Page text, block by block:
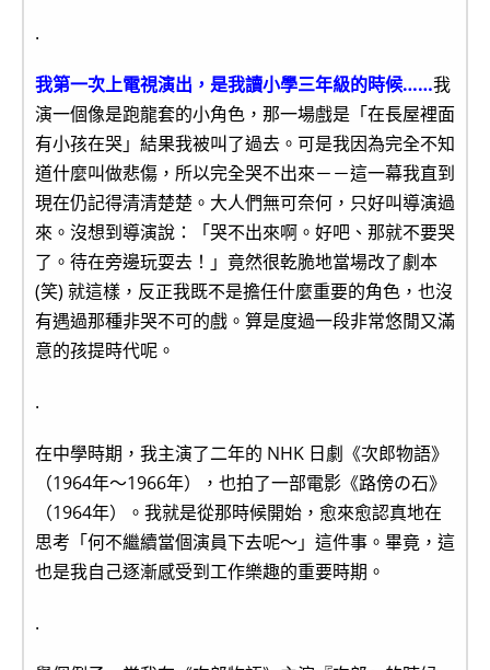
.
我第一次上電視演出，是我讀小學三年級的時候……我
演一個像是跑龍套的小角色，那一場戲是「在長屋裡面
有小孩在哭」結果我被叫了過去。可是我因為完全不知
道什麼叫做悲傷，所以完全哭不出來－－這一幕我直到
現在仍記得清清楚楚。大人們無可奈何，只好叫導演過
來。沒想到導演說：「哭不出來啊。好吧、那就不要哭
了。待在旁邊玩耍去！」竟然很乾脆地當場改了劇本
(笑) 就這樣，反正我既不是擔任什麼重要的角色，也沒
有遇過那種非哭不可的戲。算是度過一段非常悠閒又滿
意的孩提時代呢。
.
在中學時期，我主演了二年的 NHK 日劇《次郎物語》
（1964年～1966年），也拍了一部電影《路傍の石》
（1964年）。我就是從那時候開始，愈來愈認真地在
思考「何不繼續當個演員下去呢～」這件事。畢竟，這
也是我自己逐漸感受到工作樂趣的重要時期。
.